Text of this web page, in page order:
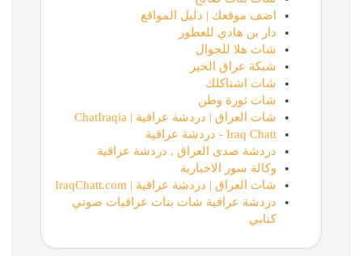
اضف موقعك | دليل المواقع
دار بن هادي للعطور
شات هلا للجوال
شبكة عراق الخير
شات اشتاكلك
شات ثورة وطن
شات العراق | دردشة عراقية | ChatIraqia
Iraq Chatt - دردشة عراقية
دردشة صدى العراق , دردشة عراقية
وكالة سور الاخبارية
شات العراق | دردشة عراقية | IraqChatt.com
دردشة عراقية شات بنات عراقيات صوتي
كتابي